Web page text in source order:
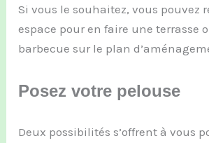
Si vous le souhaitez, vous pouvez
espace pour en faire une terrasse
barbecue sur le plan
Posez votre pelouse
Deux possibilités s’offrent à vous